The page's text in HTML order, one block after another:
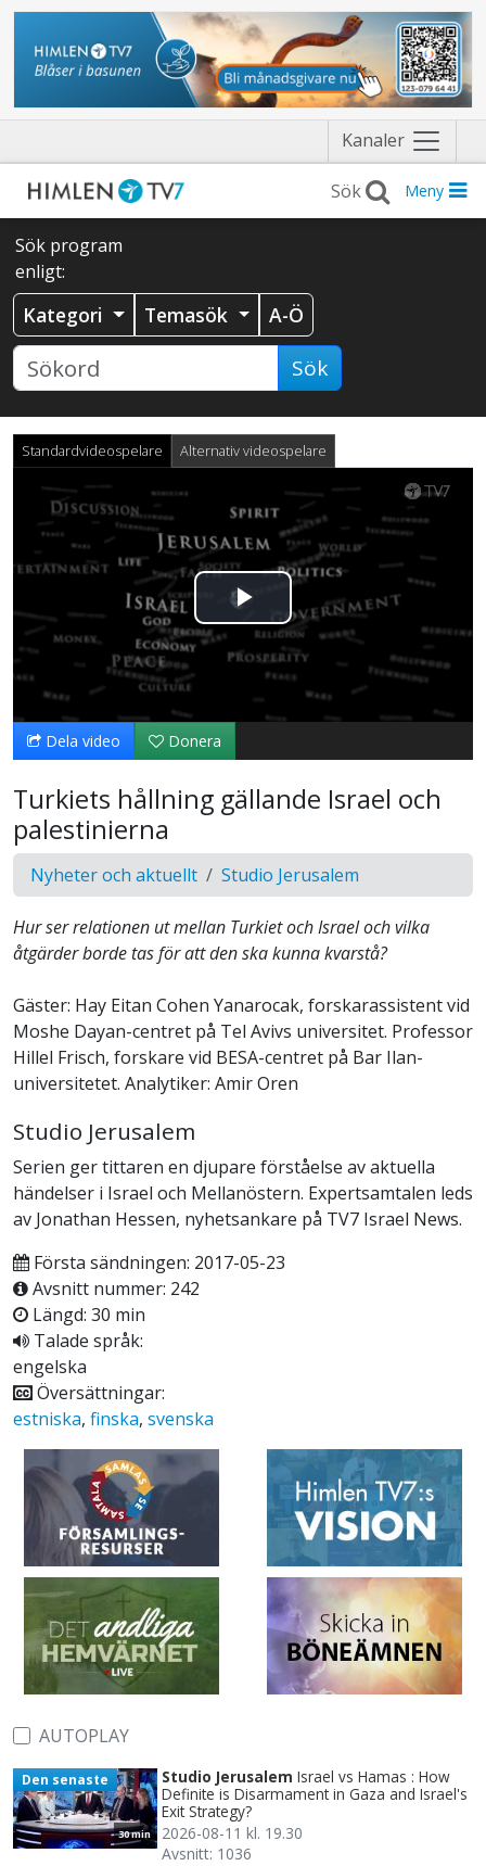
Kanaler Näytä
valikko
Meny
Sök program
enligt:
Kategori Temasök A-Ö
Sök
Standardvideospelare Alternativ videospelare
Spela
upp
video
Dela video Donera
Turkiets hållning gällande Israel och
palestinierna
Nyheter och aktuellt Studio Jerusalem
Hur ser relationen ut mellan Turkiet och Israel och vilka
åtgärder borde tas för att den ska kunna kvarstå?
Gäster: Hay Eitan Cohen Yanarocak, forskarassistent vid
Moshe Dayan-centret på Tel Avivs universitet. Professor
Hillel Frisch, forskare vid BESA-centret på Bar Ilan-
universitetet. Analytiker: Amir Oren
Studio Jerusalem
Serien ger tittaren en djupare förståelse av aktuella
händelser i Israel och Mellanöstern. Expertsamtalen leds
av Jonathan Hessen, nyhetsankare på TV7 Israel News.
Första sändningen: 2017-05-23
Avsnitt nummer: 242
Längd: 30 min
Talade språk:
engelska
Översättningar:
estniska, finska, svenska
AUTOPLAY
30 min
Den senaste Studio Jerusalem Israel vs Hamas : How
Definite is Disarmament in Gaza and Israel's
Exit Strategy?
2026-08-11 kl. 19.30
Avsnitt: 1036